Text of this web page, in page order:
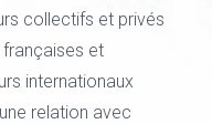
collectifs et privés
françaises et
internationaux
relation avec